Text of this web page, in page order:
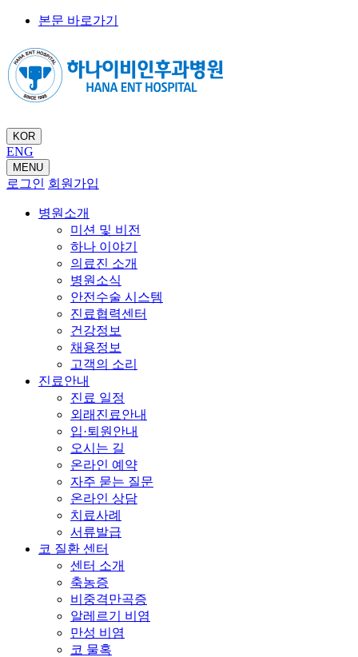
본문 바로가기
KOR
ENG
MENU
로그인 회원가입
병원소개
미션 및 비전
하나 이야기
의료진 소개
병원소식
안전수술 시스템
진료협력센터
건강정보
채용정보
고객의 소리
진료안내
진료 일정
외래진료안내
입·퇴원안내
오시는 길
온라인 예약
자주 묻는 질문
온라인 상담
치료사례
서류발급
코 질환 센터
센터 소개
축농증
비중격만곡증
알레르기 비염
만성 비염
코 물혹